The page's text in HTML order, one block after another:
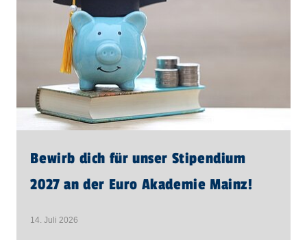
Bewirb dich für unser Stipendium
2027 an der Euro Akademie Mainz!
14. Juli 2026